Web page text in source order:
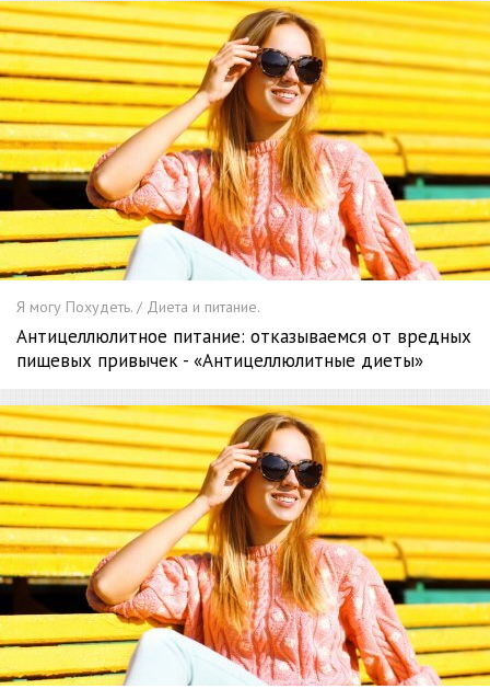
Я могу Похудеть. / Диета и питание.
Антицеллюлитное питание: отказываемся от вредных
пищевых привычек - «Антицеллюлитные диеты»